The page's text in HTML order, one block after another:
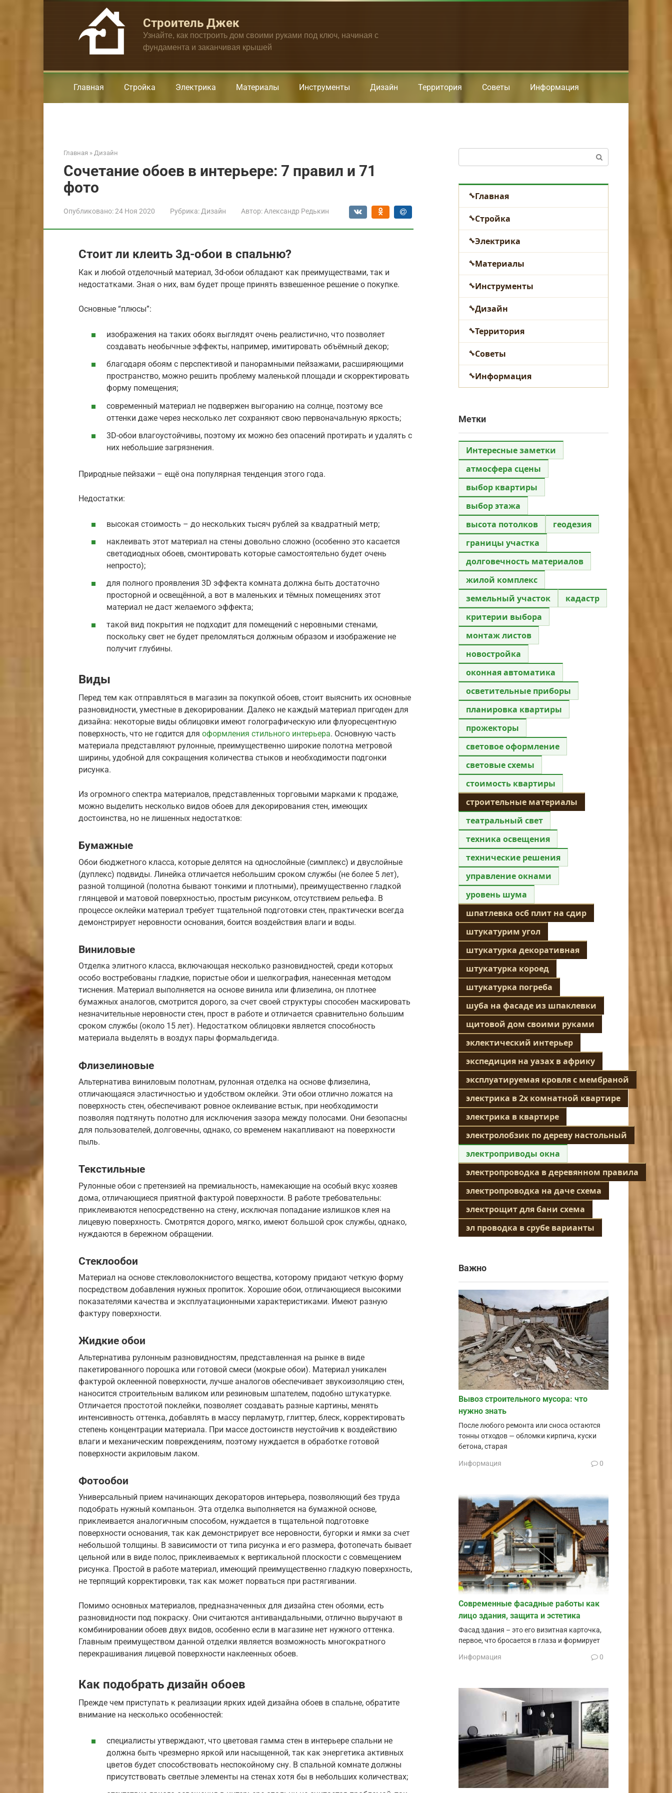
Строитель Джек
Узнайте, как построить дом своими руками под ключ, начиная с
фундамента и заканчивая крышей
Главная Стройка Электрика Материалы Инструменты Дизайн Территория Советы Информация
Главная » Дизайн
Сочетание обоев в интерьере: 7 правил и 71
фото
Опубликовано:24 Ноя 2020 Рубрика: Дизайн Автор: Александр Редькин
Стоит ли клеить 3д-обои в спальню?
Как и любой отделочный материал, 3d-обои обладают как преимуществами, так и
недостатками. Зная о них, вам будет проще принять взвешенное решение о покупке.
Основные “плюсы”:
изображения на таких обоях выглядят очень реалистично, что позволяет
создавать необычные эффекты, например, имитировать объёмный декор;
благодаря обоям с перспективой и панорамными пейзажами, расширяющими
пространство, можно решить проблему маленькой площади и скорректировать
форму помещения;
современный материал не подвержен выгоранию на солнце, поэтому все
оттенки даже через несколько лет сохраняют свою первоначальную яркость;
3D-обои влагоустойчивы, поэтому их можно без опасений протирать и удалять с
них небольшие загрязнения.
Природные пейзажи – ещё она популярная тенденция этого года.
Недостатки:
высокая стоимость – до нескольких тысяч рублей за квадратный метр;
наклеивать этот материал на стены довольно сложно (особенно это касается
светодиодных обоев, смонтировать которые самостоятельно будет очень
непросто);
для полного проявления 3D эффекта комната должна быть достаточно
просторной и освещённой, а вот в маленьких и тёмных помещениях этот
материал не даст желаемого эффекта;
такой вид покрытия не подходит для помещений с неровными стенами,
поскольку свет не будет преломляться должным образом и изображение не
получит глубины.
Виды
Перед тем как отправляться в магазин за покупкой обоев, стоит выяснить их основные
разновидности, уместные в декорировании. Далеко не каждый материал пригоден для
дизайна: некоторые виды облицовки имеют голографическую или флуоресцентную
поверхность, что не годится для оформления стильного интерьера. Основную часть
материала представляют рулонные, преимущественно широкие полотна метровой
ширины, удобной для сокращения количества стыков и необходимости подгонки
рисунка.
Из огромного спектра материалов, представленных торговыми марками к продаже,
можно выделить несколько видов обоев для декорирования стен, имеющих
достоинства, но не лишенных недостатков:
Бумажные
Обои бюджетного класса, которые делятся на однослойные (симплекс) и двуслойные
(дуплекс) подвиды. Линейка отличается небольшим сроком службы (не более 5 лет),
разной толщиной (полотна бывают тонкими и плотными), преимущественно гладкой
глянцевой и матовой поверхностью, простым рисунком, отсутствием рельефа. В
процессе оклейки материал требует тщательной подготовки стен, практически всегда
демонстрирует неровности основания, боится воздействия влаги и воды.
Виниловые
Отделка элитного класса, включающая несколько разновидностей, среди которых
особо востребованы гладкие, пористые обои и шелкография, нанесенная методом
тиснения. Материал выполняется на основе винила или флизелина, он плотнее
бумажных аналогов, смотрится дорого, за счет своей структуры способен маскировать
незначительные неровности стен, прост в работе и отличается сравнительно большим
сроком службы (около 15 лет). Недостатком облицовки является способность
материала выделять в воздух пары формальдегида.
Флизелиновые
Альтернатива виниловым полотнам, рулонная отделка на основе флизелина,
отличающаяся эластичностью и удобством оклейки. Эти обои отлично ложатся на
поверхность стен, обеспечивают ровное оклеивание встык, при необходимости
позволяя подтянуть полотно для исключения зазора между полосами. Они безопасны
для пользователей, долговечны, однако, со временем накапливают на поверхности
пыль.
Текстильные
Рулонные обои с претензией на премиальность, намекающие на особый вкус хозяев
дома, отличающиеся приятной фактурой поверхности. В работе требовательны:
приклеиваются непосредственно на стену, исключая попадание излишков клея на
лицевую поверхность. Смотрятся дорого, мягко, имеют большой срок службы, однако,
нуждаются в бережном обращении.
Стеклообои
Материал на основе стекловолокнистого вещества, которому придают четкую форму
посредством добавления нужных пропиток. Хорошие обои, отличающиеся высокими
показателями качества и эксплуатационными характеристиками. Имеют разную
фактуру поверхности.
Жидкие обои
Альтернатива рулонным разновидностям, представленная на рынке в виде
пакетированного порошка или готовой смеси (мокрые обои). Материал уникален
фактурой оклеенной поверхности, лучше аналогов обеспечивает звукоизоляцию стен,
наносится строительным валиком или резиновым шпателем, подобно штукатурке.
Отличается простотой поклейки, позволяет создавать разные картины, менять
интенсивность оттенка, добавлять в массу перламутр, глиттер, блеск, корректировать
степень концентрации материала. При массе достоинств неустойчив к воздействию
влаги и механическим повреждениям, поэтому нуждается в обработке готовой
поверхности акриловым лаком.
Фотообои
Универсальный прием начинающих декораторов интерьера, позволяющий без труда
подобрать нужный компаньон. Эта отделка выполняется на бумажной основе,
приклеивается аналогичным способом, нуждается в тщательной подготовке
поверхности основания, так как демонстрирует все неровности, бугорки и ямки за счет
небольшой толщины. В зависимости от типа рисунка и его размера, фотопечать бывает
цельной или в виде полос, приклеиваемых к вертикальной плоскости с совмещением
рисунка. Простой в работе материал, имеющий преимущественно гладкую поверхность,
не терпящий корректировки, так как может порваться при растягивании.
Помимо основных материалов, предназначенных для дизайна стен обоями, есть
разновидности под покраску. Они считаются антивандальными, отлично выручают в
комбинировании обоев двух видов, особенно если в магазине нет нужного оттенка.
Главным преимуществом данной отделки является возможность многократного
перекрашивания лицевой поверхности наклеенных обоев.
Как подобрать дизайн обоев
Прежде чем приступать к реализации ярких идей дизайна обоев в спальне, обратите
внимание на несколько особенностей:
специалисты утверждают, что цветовая гамма стен в интерьере спальни не
должна быть чрезмерно яркой или насыщенной, так как энергетика активных
цветов будет способствовать неспокойному сну. В спальной комнате должны
присутствовать светлые элементы на стенах хотя бы в небольших количествах;
Главная
Стройка
Электрика
Материалы
Инструменты
Дизайн
Территория
Советы
Информация
Метки
Интересные заметки
атмосфера сцены
выбор квартиры
выбор этажа
высота потолков
геодезия
границы участка
долговечность материалов
жилой комплекс
земельный участок
кадастр
критерии выбора
монтаж листов
новостройка
оконная автоматика
осветительные приборы
планировка квартиры
прожекторы
световое оформление
световые схемы
стоимость квартиры
строительные материалы
театральный свет
техника освещения
технические решения
управление окнами
уровень шума
шпатлевка осб плит на сдир
штукатурим угол
штукатурка декоративная
штукатурка короед
штукатурка погреба
шуба на фасаде из шпаклевки
щитовой дом своими руками
эклектический интерьер
экспедиция на уазах в африку
эксплуатируемая кровля с мембраной
электрика в 2х комнатной квартире
электрика в квартире
электролобзик по дереву настольный
электроприводы окна
электропроводка в деревянном правила
электропроводка на даче схема
электрощит для бани схема
эл проводка в срубе варианты
Важно
Вывоз строительного мусора: что
нужно знать
После любого ремонта или сноса остаются
тонны отходов — обломки кирпича, куски
бетона, старая
Информация 0
Современные фасадные работы как
лицо здания, защита и эстетика
Фасад здания – это его визитная карточка,
первое, что бросается в глаза и формирует
Информация 0